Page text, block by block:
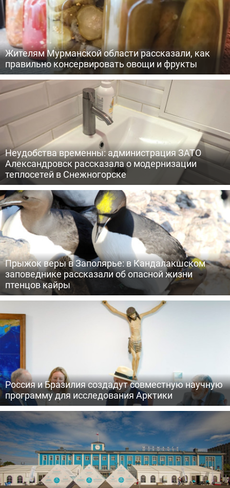
Жителям Мурманской области рассказали, как
правильно консервировать овощи и фрукты
Неудобства временны: администрация ЗАТО
Александровск рассказала о модернизации
теплосетей в Снежногорске
Прыжок веры в Заполярье: в Кандалакшском
заповеднике рассказали об опасной жизни
птенцов кайры
Россия и Бразилия создадут совместную научную
программу для исследования Арктики